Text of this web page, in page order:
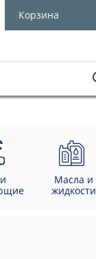
Корзина
Масла и
жидкости